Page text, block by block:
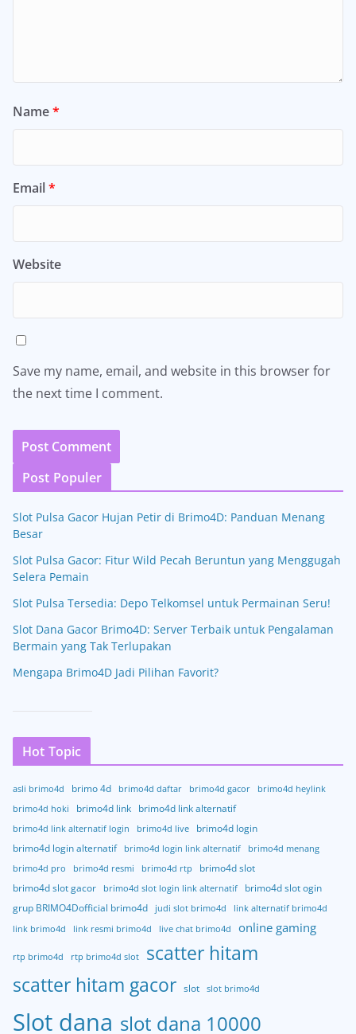
Name*
Email*
Website
Save my name, email, and website in this browser for
the next time I comment.
Post Populer
Slot Pulsa Gacor Hujan Petir di Brimo4D: Panduan Menang
Besar
Slot Pulsa Gacor: Fitur Wild Pecah Beruntun yang Menggugah
Selera Pemain
Slot Pulsa Tersedia: Depo Telkomsel untuk Permainan Seru!
Slot Dana Gacor Brimo4D: Server Terbaik untuk Pengalaman
Bermain yang Tak Terlupakan
Mengapa Brimo4D Jadi Pilihan Favorit?
Hot Topic
asli brimo4d brimo 4d brimo4d daftar brimo4d gacor
brimo4d heylink
brimo4d hoki
brimo4d link brimo4d link alternatif
brimo4d link alternatif login brimo4d live
brimo4d login
brimo4d login alternatif
brimo4d login link alternatif
brimo4d menang
brimo4d pro
brimo4d resmi brimo4d rtp
brimo4d slot
brimo4d slot gacor
brimo4d slot login link alternatif
brimo4d slot ogin
grup BRIMO4Dofficial brimo4d
judi slot brimo4d
link alternatif brimo4d
link brimo4d
link resmi brimo4d live chat brimo4d online gaming
rtp brimo4d rtp brimo4d slot
scatter hitam
scatter hitam gacor slot slot brimo4d
Slot dana slot dana 10000